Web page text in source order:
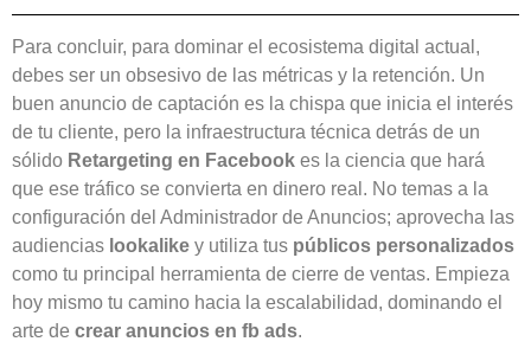
Para concluir, para dominar el ecosistema digital actual,
debes ser un obsesivo de las métricas y la retención. Un
buen anuncio de captación es la chispa que inicia el interés
de tu cliente, pero la infraestructura técnica detrás de un
sólido Retargeting en Facebook es la ciencia que hará
que ese tráfico se convierta en dinero real. No temas a la
configuración del Administrador de Anuncios; aprovecha las
audiencias lookalike y utiliza tus públicos personalizados
como tu principal herramienta de cierre de ventas. Empieza
hoy mismo tu camino hacia la escalabilidad, dominando el
arte de crear anuncios en fb ads.